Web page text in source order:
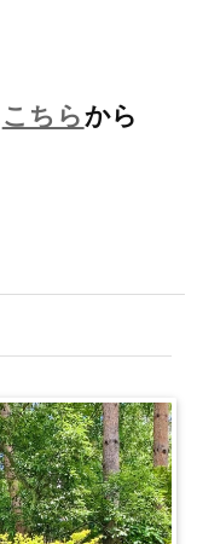
こちらから